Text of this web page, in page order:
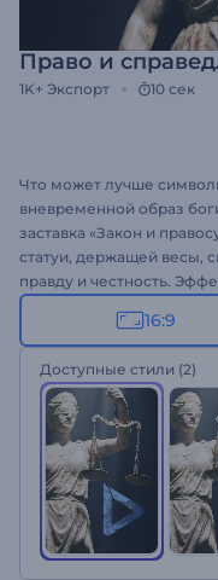
Право и
1K+ Экспорт 10 сек
Что может лучше
вневременной образ
заставка «Закон и
статуи, держащей весы,
правду и честность.
кинематографические
вашего логотипа и
чтобы она отражала
считанные секунды.
консультантов и
Попробуйте прямо
16:9
Доступные стили (2)